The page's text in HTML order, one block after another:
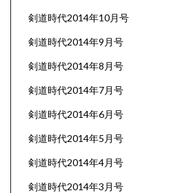
剣道時代2014年10月号
剣道時代2014年9月号
剣道時代2014年8月号
剣道時代2014年7月号
剣道時代2014年6月号
剣道時代2014年5月号
剣道時代2014年4月号
剣道時代2014年3月号